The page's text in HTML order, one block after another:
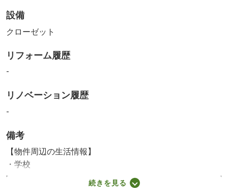
設備
クローゼット
リフォーム履歴
-
リノベーション履歴
-
備考
【物件周辺の生活情報】
・学校
練馬区立豊玉第二小学校（110m）、練馬区立豊玉第二中学
続きを見る